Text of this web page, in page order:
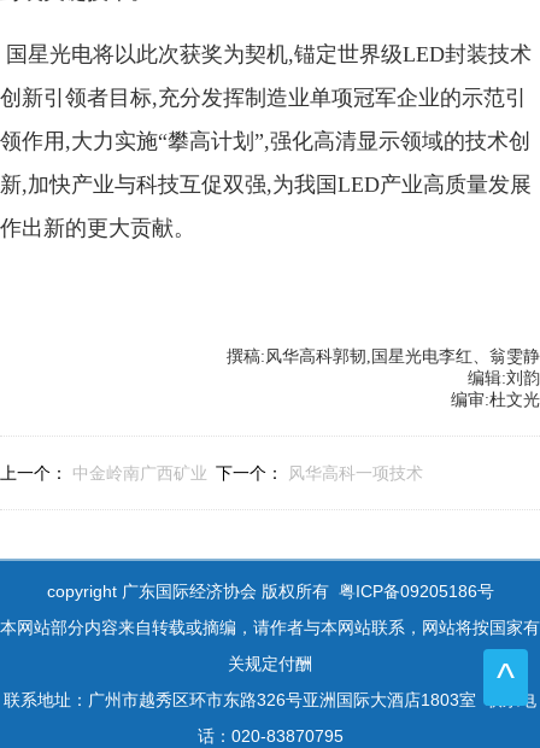
国星光电将以此次获奖为契机,锚定世界级LED封装技术
创新引领者目标,充分发挥制造业单项冠军企业的示范引
领作用,大力实施“攀高计划”,强化高清显示领域的技术创
新,加快产业与科技互促双强,为我国LED产业高质量发展
作出新的更大贡献。
撰稿:风华高科郭韧,国星光电李红、翁雯静
编辑:刘韵
编审:杜文光
上一个： 中金岭南广西矿业 下一个：
风华高科一项技术
copyright 广东国际经济协会 版权所有 粤ICP备09205186号
本网站部分内容来自转载或摘编，请作者与本网站联系，网站将按国家有
关规定付酬
联系地址：广州市越秀区环市东路326号亚洲国际大酒店1803室 联系电
话：020-83870795
^